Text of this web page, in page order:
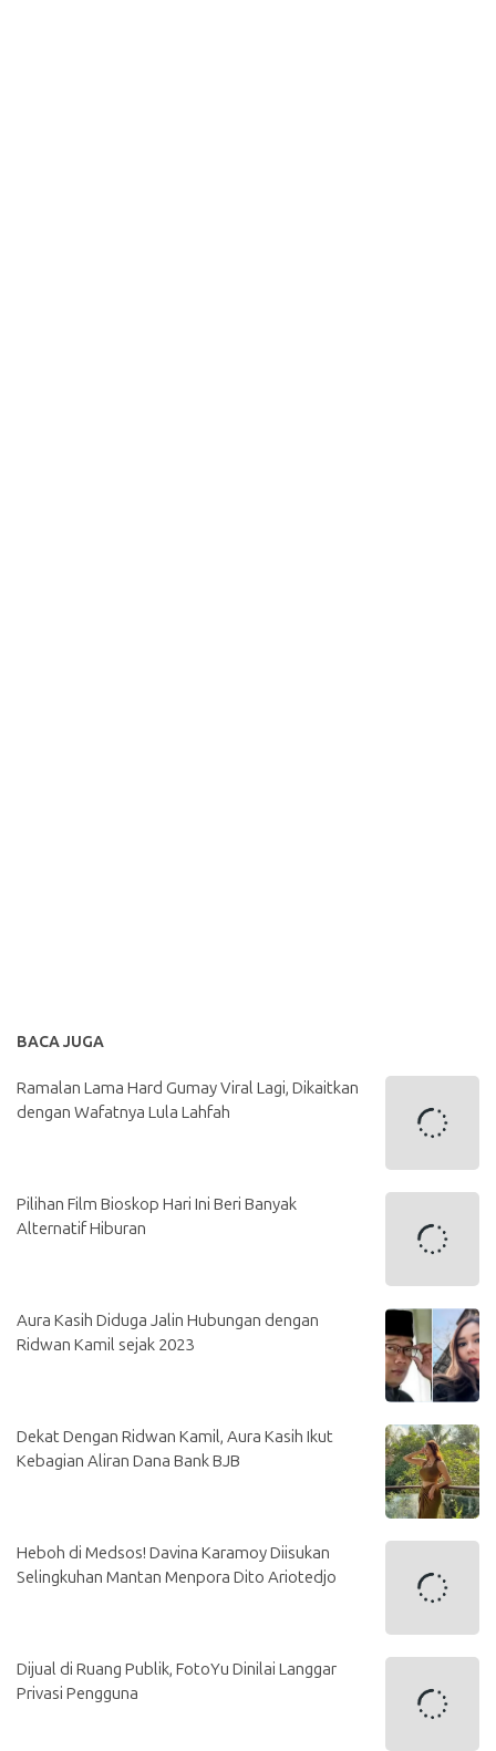
BACA JUGA
Ramalan Lama Hard Gumay Viral Lagi, Dikaitkan
dengan Wafatnya Lula Lahfah
Pilihan Film Bioskop Hari Ini Beri Banyak
Alternatif Hiburan
Aura Kasih Diduga Jalin Hubungan dengan
Ridwan Kamil sejak 2023
Dekat Dengan Ridwan Kamil, Aura Kasih Ikut
Kebagian Aliran Dana Bank BJB
Heboh di Medsos! Davina Karamoy Diisukan
Selingkuhan Mantan Menpora Dito Ariotedjo
Dijual di Ruang Publik, FotoYu Dinilai Langgar
Privasi Pengguna